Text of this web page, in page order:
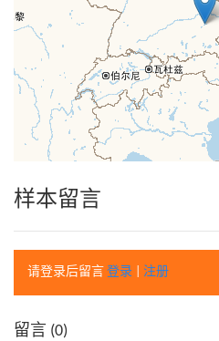
样本留言
请登录后留言 登录 注册
留言 (0)